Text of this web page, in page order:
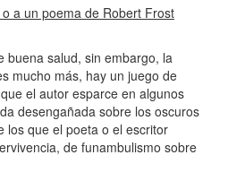
a un poema de Robert Frost
salud, sin embargo, la
mucho más, hay un juego de
el autor esparce en algunos
desengañada sobre los oscuros
los que el poeta o el escritor
de funambulismo sobre